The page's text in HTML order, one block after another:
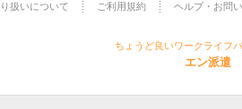
扱いについて ご利用規約 ヘルプ・お問
ちょうど良いワークライフ
エン派遣